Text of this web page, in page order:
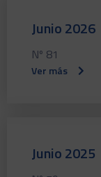
Junio 2026
Nº 81
Ver más
Junio 2025